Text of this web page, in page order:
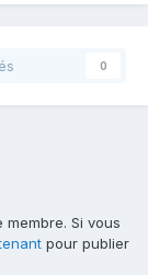
0
Si vous
pour publier